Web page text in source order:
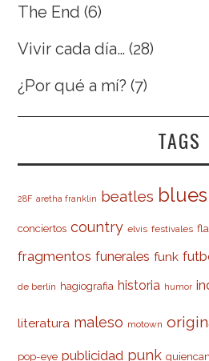
The End (6)
Vivir cada día… (28)
¿Por qué a mí? (7)
TAGS
28F aretha franklin beatles blues
conciertos country elvis festivales
fragmentos funerales funk
de berlín hagiografia historia humor
literatura maleso motown
pop-eye publicidad punk